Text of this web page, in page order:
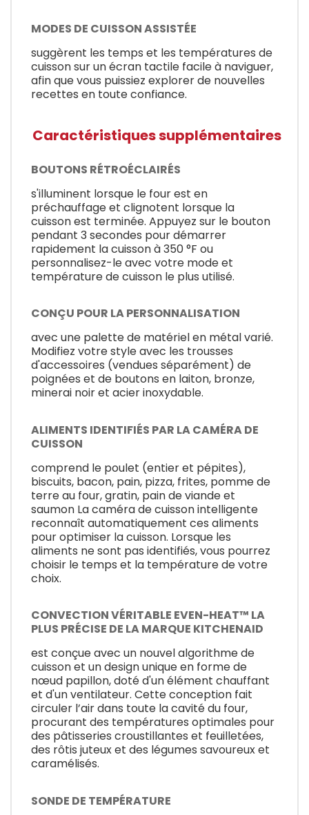
MODES DE CUISSON ASSISTÉE
suggèrent les temps et les températures de
cuisson sur un écran tactile facile à naviguer,
afin que vous puissiez explorer de nouvelles
recettes en toute confiance.
Caractéristiques supplémentaires
BOUTONS RÉTROÉCLAIRÉS
s'illuminent lorsque le four est en
préchauffage et clignotent lorsque la
cuisson est terminée. Appuyez sur le bouton
pendant 3 secondes pour démarrer
rapidement la cuisson à 350 °F ou
personnalisez-le avec votre mode et
température de cuisson le plus utilisé.
CONÇU POUR LA PERSONNALISATION
avec une palette de matériel en métal varié.
Modifiez votre style avec les trousses
d'accessoires (vendues séparément) de
poignées et de boutons en laiton, bronze,
minerai noir et acier inoxydable.
ALIMENTS IDENTIFIÉS PAR LA CAMÉRA DE
CUISSON
comprend le poulet (entier et pépites),
biscuits, bacon, pain, pizza, frites, pomme de
terre au four, gratin, pain de viande et
saumon La caméra de cuisson intelligente
reconnaît automatiquement ces aliments
pour optimiser la cuisson. Lorsque les
aliments ne sont pas identifiés, vous pourrez
choisir le temps et la température de votre
choix.
CONVECTION VÉRITABLE EVEN-HEAT™ LA
PLUS PRÉCISE DE LA MARQUE KITCHENAID
est conçue avec un nouvel algorithme de
cuisson et un design unique en forme de
nœud papillon, doté d'un élément chauffant
et d'un ventilateur. Cette conception fait
circuler l’air dans toute la cavité du four,
procurant des températures optimales pour
des pâtisseries croustillantes et feuilletées,
des rôtis juteux et des légumes savoureux et
caramélisés.
SONDE DE TEMPÉRATURE